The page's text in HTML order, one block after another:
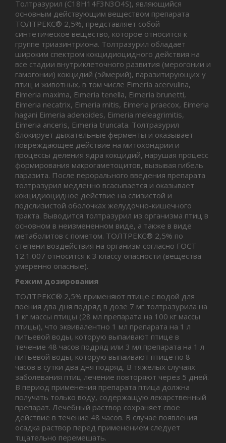
Толтразурил (C18H14F3N3O4S), являющийся
основным действующим веществом препарата
ТОЛТРЕКС® 2,5%, представляет собой
синтетическое вещество, которое относится к
группе триазинтриона. Толтразурил обладает
широким спектром кокцидиоцидного действия на
все стадии внутриклеточного развития (мерогонии и
гамогонии) кокцидий (эймерий), паразитирующих у
птиц и животных, в том числе Eimeria acervulina,
Eimeria maxima, Eimeria tenella, Eimeria brunetti,
Eimeria necatrix, Eimeria mitis, Eimeria praecox, Eimeria
hagani Eimeria adenoides, Eimeria meleagrimitis,
Eimeria anceris, Eimeria truncata. Толтразурил
блокирует дыхательные ферменты и оказывает
повреждающее действие на митохондрии и
процессы деления ядра кокцидий, нарушая процесс
формирования макрогаметоцитов, вызывая гибель
паразита. После перорального введения препарата
толтразурил медленно всасывается и оказывает
кокцидиоцидное действие на слизистой и
подслизистой оболочках желудочно-кишечного
тракта. Выводится толтразурил из организма птиц в
основном в неизмененном виде, а также в виде
метаболитов с пометом. ТОЛТРЕКС® 2,5% по
степени воздействия на организм согласно ГОСТ
12.1.007 относится к 3 классу опасности (вещества
умеренно опасные).
Режим дозирования
ТОЛТРЕКС® 2,5% применяют птице с водой для
поения два дня подряд в дозе 7 мг толтразурила на
1 кг массы птицы (28 мл препарата на 100 кг массы
птицы), что эквивалентно 1 мл препарата на 1 л
питьевой воды, которую выпаивают птице в
течение 48 часов подряд или 3 мл препарата на 1 л
питьевой воды, которую выпаивают птице по 8
часов в сутки два дня подряд. В тяжелых случаях
заболевания птиц лечение повторяют через 5 дней.
В период применения препарата птица должна
получать только воду, содержащую лекарственный
препарат. Лечебный раствор сохраняет свое
действие в течение 48 часов. В случае появления
осадка раствор перед применением следует
тщательно перемешать.